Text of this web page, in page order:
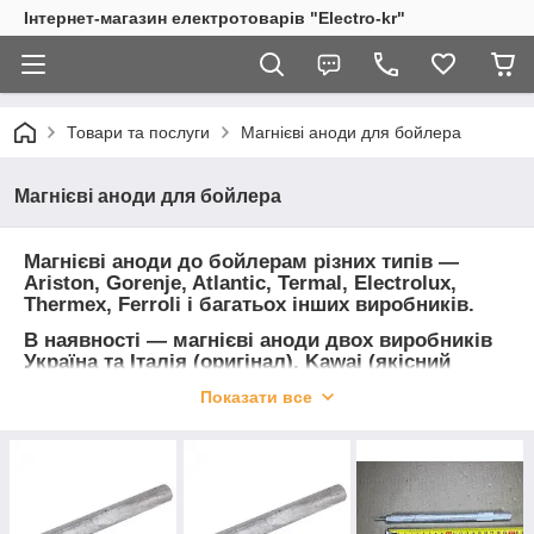
Інтернет-магазин електротоварів "Electro-kr"
Товари та послуги Магнієві аноди для бойлера
Магнієві аноди для бойлера
Магнієві аноди до бойлерам різних типів ―
Ariston, Gorenje, Atlantic, Termal, Electrolux,
Thermex, Ferroli і багатьох інших виробників.
В наявності ― магнієві аноди двох виробників
Україна та Італія (оригінал), Kawai (якісний
Відрізняються розмірами і діаметром різьби.
Застосовуються для захисту бака
Показати все